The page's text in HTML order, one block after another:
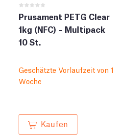
Prusament PETG Clear
1kg (NFC) – Multipack
10 St.
Geschätzte Vorlaufzeit von 1
Woche
Kaufen